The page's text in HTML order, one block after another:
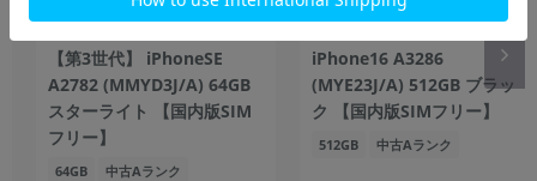
【第3世代】 iPhoneSE
A2782 (MMYD3J/A) 64GB
スターライト 【国内版SIM
フリー】
64GB 中古Aランク
iPhone16 A3286
(MYE23J/A) 512GB ブラッ
ク 【国内版SIMフリー】
512GB 中古Aランク